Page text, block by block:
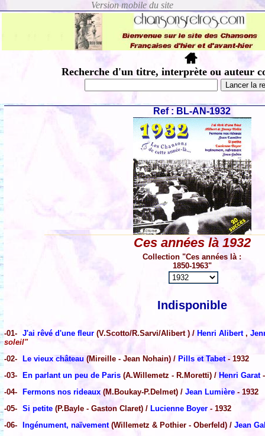
Recherche d'un titre, interprète ou auteur
Ref : BL-AN-1932
Ces années là 1932
Collection "Ces années là :
1850-1963"
Indisponible
-01- J'ai rêvé d'une fleur (V.Scotto/R.Sarvi/Alibert ) / Henri Alibert,
soleil"
-02- Le vieux château (Mireille - Jean Nohain) / Pills et Tabet - 1932
-03- En parlant un peu de Paris (A.Willemetz - R.Moretti) / Henri Garat-
-04- Fermons nos rideaux (M.Boukay-P.Delmet) / Jean Lumière - 1932
-05- Si petite (P.Bayle - Gaston Claret) / Lucienne Boyer - 1932
-06- Ingénument, naïvement (Willemetz & Pothier - Oberfeld) / Jean